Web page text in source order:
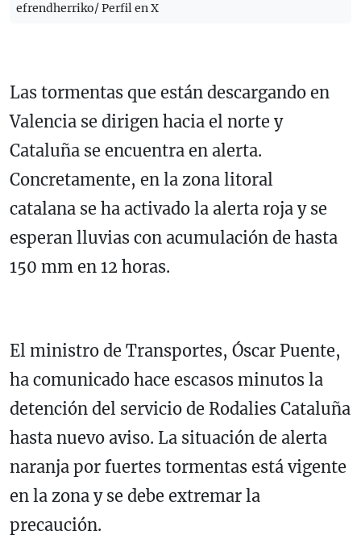
efrendherriko/ Perfil en X
Las tormentas que están descargando en
Valencia se dirigen hacia el norte y
Cataluña se encuentra en alerta.
Concretamente, en la zona litoral
catalana se ha activado la alerta roja y se
esperan lluvias con acumulación de hasta
150 mm en 12 horas.
El ministro de Transportes, Óscar Puente,
ha comunicado hace escasos minutos la
detención del servicio de Rodalies Cataluña
hasta nuevo aviso. La situación de alerta
naranja por fuertes tormentas está vigente
en la zona y se debe extremar la
precaución.